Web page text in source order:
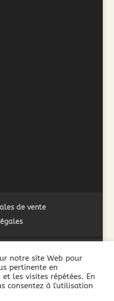
de vente
est dangereux pour la
- La vente de boissons
de moins de 18 ans. La
notre site Web pour
pertinente en
les visites répétées. En
consentez à l'utilisation